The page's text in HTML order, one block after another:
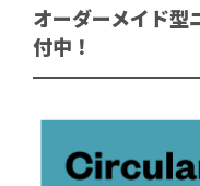
オーダーメイド型
付中！